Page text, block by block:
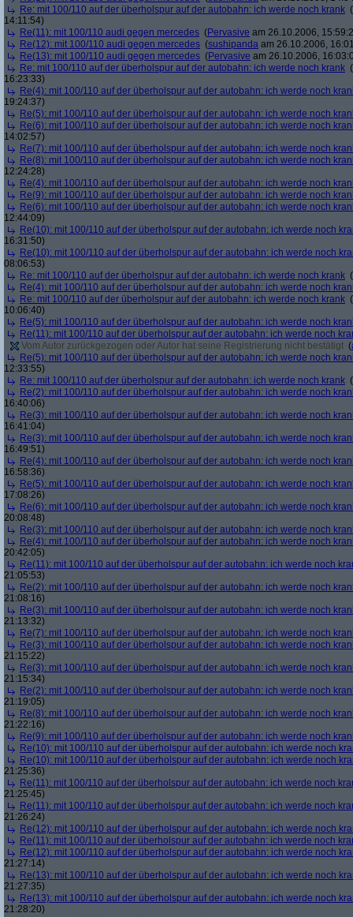
Re: mit 100/110 auf der überholspur auf der autobahn: ich werde noch krank (
14:11:54)
Re(11): mit 100/110 audi gegen mercedes (Pervasive am 26.10.2006,
Re(12): mit 100/110 audi gegen mercedes (sushipanda am 26.10.2006,
Re(13): mit 100/110 audi gegen mercedes (Pervasive am 26.10.2006,
Re: mit 100/110 auf der überholspur auf der autobahn: ich werde noch krank (
16:23:33)
Re(4): mit 100/110 auf der überholspur auf der autobahn: ich werde noch
19:24:37)
Re(5): mit 100/110 auf der überholspur auf der autobahn: ich werde noch
Re(6): mit 100/110 auf der überholspur auf der autobahn: ich werde noch
14:02:57)
Re(7): mit 100/110 auf der überholspur auf der autobahn: ich werde noch
Re(8): mit 100/110 auf der überholspur auf der autobahn: ich werde noch
12:24:28)
Re(4): mit 100/110 auf der überholspur auf der autobahn: ich werde noch
Re(9): mit 100/110 auf der überholspur auf der autobahn: ich werde noch
Re(6): mit 100/110 auf der überholspur auf der autobahn: ich werde noch
12:44:09)
Re(10): mit 100/110 auf der überholspur auf der autobahn: ich werde noch
16:31:50)
Re(10): mit 100/110 auf der überholspur auf der autobahn: ich werde noch
08:06:53)
Re: mit 100/110 auf der überholspur auf der autobahn: ich werde noch krank (
Re(4): mit 100/110 auf der überholspur auf der autobahn: ich werde noch
Re: mit 100/110 auf der überholspur auf der autobahn: ich werde noch krank (
10:06:40)
Re(5): mit 100/110 auf der überholspur auf der autobahn: ich werde noch
Re(11): mit 100/110 auf der überholspur auf der autobahn: ich werde noch
Vom Autor zurückgezogen oder Autor hat seine Registrierung nicht bestätigt (
Re(5): mit 100/110 auf der überholspur auf der autobahn: ich werde noch
12:33:55)
Re: mit 100/110 auf der überholspur auf der autobahn: ich werde noch krank (
Re(2): mit 100/110 auf der überholspur auf der autobahn: ich werde noch
16:40:06)
Re(3): mit 100/110 auf der überholspur auf der autobahn: ich werde noch
16:41:04)
Re(3): mit 100/110 auf der überholspur auf der autobahn: ich werde noch
16:49:51)
Re(4): mit 100/110 auf der überholspur auf der autobahn: ich werde noch
16:58:36)
Re(5): mit 100/110 auf der überholspur auf der autobahn: ich werde noch
17:08:26)
Re(6): mit 100/110 auf der überholspur auf der autobahn: ich werde noch
20:08:48)
Re(3): mit 100/110 auf der überholspur auf der autobahn: ich werde noch
Re(4): mit 100/110 auf der überholspur auf der autobahn: ich werde noch
20:42:05)
Re(11): mit 100/110 auf der überholspur auf der autobahn: ich werde noch
21:05:53)
Re(2): mit 100/110 auf der überholspur auf der autobahn: ich werde noch
21:08:16)
Re(3): mit 100/110 auf der überholspur auf der autobahn: ich werde noch
21:13:32)
Re(7): mit 100/110 auf der überholspur auf der autobahn: ich werde noch
Re(3): mit 100/110 auf der überholspur auf der autobahn: ich werde noch
21:15:22)
Re(3): mit 100/110 auf der überholspur auf der autobahn: ich werde noch
21:15:34)
Re(2): mit 100/110 auf der überholspur auf der autobahn: ich werde noch
21:19:05)
Re(8): mit 100/110 auf der überholspur auf der autobahn: ich werde noch
21:22:16)
Re(9): mit 100/110 auf der überholspur auf der autobahn: ich werde noch
Re(10): mit 100/110 auf der überholspur auf der autobahn: ich werde noch
Re(10): mit 100/110 auf der überholspur auf der autobahn: ich werde noch
21:25:36)
Re(11): mit 100/110 auf der überholspur auf der autobahn: ich werde noch
21:25:45)
Re(11): mit 100/110 auf der überholspur auf der autobahn: ich werde noch
21:26:24)
Re(12): mit 100/110 auf der überholspur auf der autobahn: ich werde noch
Re(11): mit 100/110 auf der überholspur auf der autobahn: ich werde noch
Re(12): mit 100/110 auf der überholspur auf der autobahn: ich werde noch
21:27:14)
Re(13): mit 100/110 auf der überholspur auf der autobahn: ich werde noch
21:27:35)
Re(13): mit 100/110 auf der überholspur auf der autobahn: ich werde noch
21:28:20)